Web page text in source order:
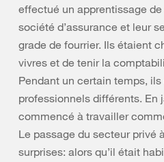
effectué un apprentissage
société d’assurance et leur
grade de fourrier. Ils étaient
vivres et de tenir la
Pendant un certain temps,
professionnels différents. En
commencé à travailler
Le passage du secteur privé
surprises: alors qu’il était